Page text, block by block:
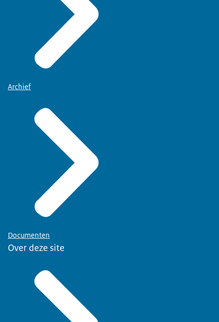
Archief
Documenten
Over deze site